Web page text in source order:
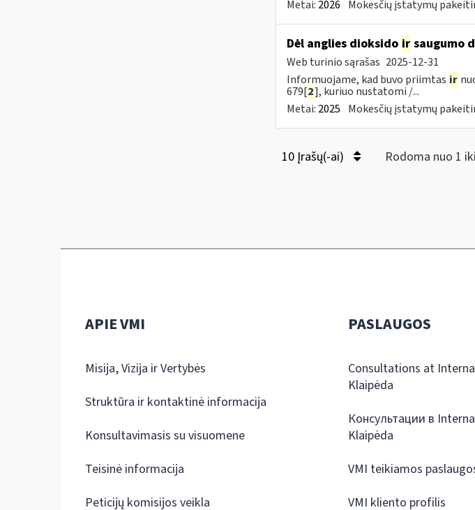
Metai: 2026 Mokesčių įstatymų
Dėl anglies dioksido irsaugumo
Web turinio sąrašas 2025-12-31
Informuojame, kad buvo priimtas ir
679[2], kuriuo nustatomi /...
Metai: 2025 Mokesčių įstatymų
10 Įrašų(-ai) Rodoma nuo 1
APIE VMI
Misija, Vizija ir Vertybės
Struktūra ir kontaktinė informacija
Konsultavimasis su visuomene
Teisinė informacija
Peticijų komisijos veikla
PASLAUGOS
Consultations at
Klaipėda
Консультации в
Klaipėda
VMI teikiamos
VMI kliento profilis